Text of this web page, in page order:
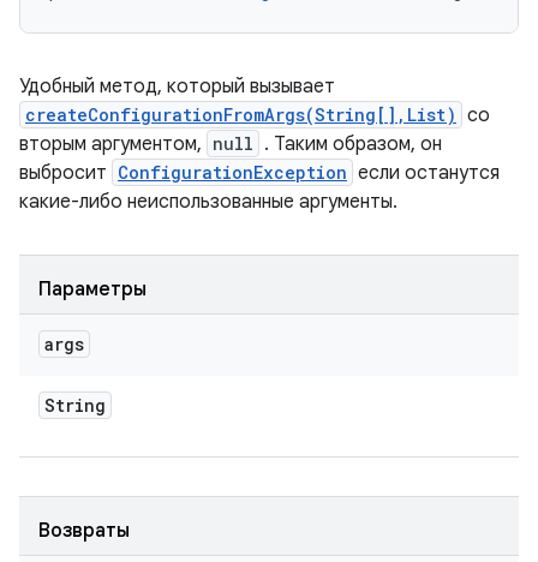
Удобный метод, который вызывает
createConfigurationFromArgs(String[],List) со
вторым аргументом, null . Таким образом, он
выбросит ConfigurationException если останутся
какие-либо неиспользованные аргументы.
Параметры
args
String
Возвраты